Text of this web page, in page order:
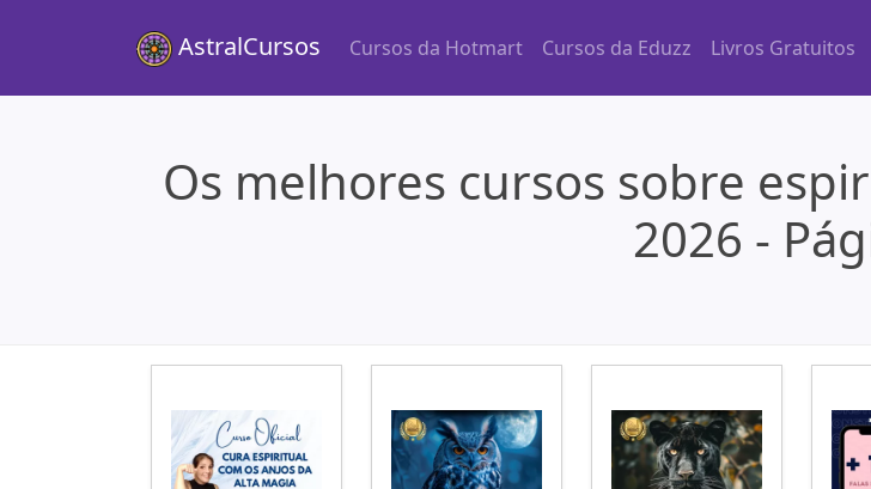
AstralCursos Cursos da Hotmart Cursos da Eduzz Livros Gratuitos
Os melhores cursos sobre
2026 -